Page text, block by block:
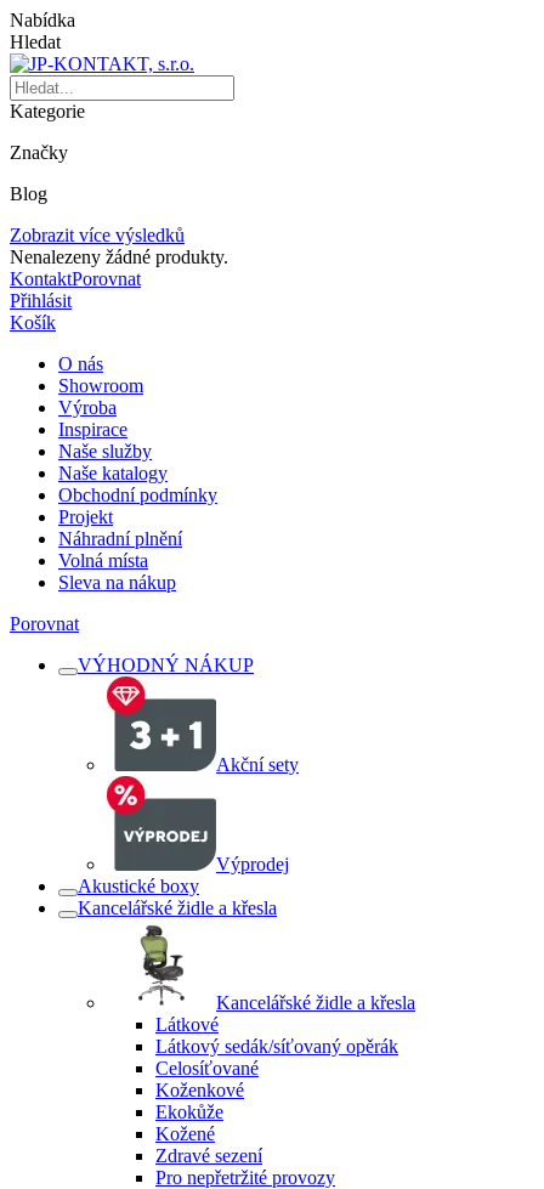
Nabídka
Hledat
Kategorie
Značky
Blog
Zobrazit více výsledků
Nenalezeny žádné produkty.
KontaktPorovnat
Přihlásit
Košík
O nás
Showroom
Výroba
Inspirace
Naše služby
Naše katalogy
Obchodní podmínky
Projekt
Náhradní plnění
Volná místa
Sleva na nákup
Porovnat
VÝHODNÝ NÁKUP
Akční sety
Výprodej
Akustické boxy
Kancelářské židle a křesla
Kancelářské židle a křesla
Látkové
Látkový sedák/síťovaný opěrák
Celosíťované
Koženkové
Ekokůže
Kožené
Zdravé sezení
Pro nepřetržité provozy